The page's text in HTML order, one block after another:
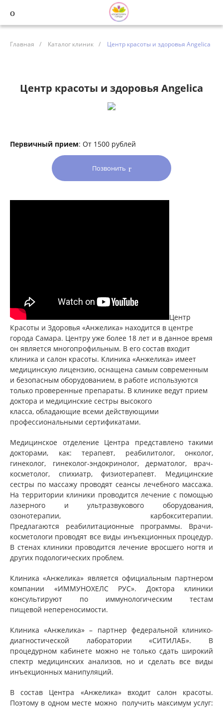
Главная / Каталог клиник / Центр красоты и здоровья Angelica
Центр красоты и здоровья Angelica
Первичный прием: От 1500 рублей
Позвонить
Центр
Красоты и Здоровья «Анжелика» находится в центре
города Самара. Центру уже более 18 лет и в данное время
он является многопрофильным. В его состав входит
клиника и салон красоты. Клиника «Анжелика» имеет
медицинскую лицензию, оснащена самым современным
и безопасным оборудованием, в работе используются
только проверенные препараты. В клинике ведут прием
доктора и медицинские сестры высокого
класса, обладающие всеми действующими
профессиональными сертификатами.
Медицинское отделение Центра представлено такими
докторами, как: терапевт, реабилитолог, онколог,
гинеколог, гинеколог-эндокринолог, дерматолог, врач-
косметолог, спихиатр, физиотерапевт. Медицинские
сестры по массажу проводят сеансы лечебного массажа.
На территории клиники проводится лечение с помощью
лазерного и ультразвукового оборудования,
озонотерапии, карбокситерапии.
Предлагаются реабилитационные программы. Врачи-
косметологи проводят все виды инъекционных процедур.
В стенах клиники проводится лечение вросшего ногтя и
других подологических проблем.
Клиника «Анжелика» является официальным партнером
компании «ИММУНОХЕЛС РУС». Доктора клиники
консультируют по иммунологическим тестам
пищевой непереносимости.
Клиника «Анжелика» – партнер федеральной клинико-
диагностической лаборатории «СИТИЛАБ». В
процедурном кабинете можно не только сдать широкий
спектр медицинских анализов, но и сделать все виды
инъекционных манипуляций.
В состав Центра «Анжелика» входит салон красоты.
Поэтому в одном месте можно получить максимум услуг: